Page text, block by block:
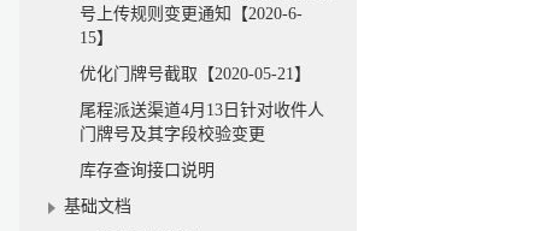
号上传规则变更通知【2020-6-
15】
优化门牌号截取【2020-05-21】
尾程派送渠道4月13日针对收件人
门牌号及其字段校验变更
库存查询接口说明
基础文档